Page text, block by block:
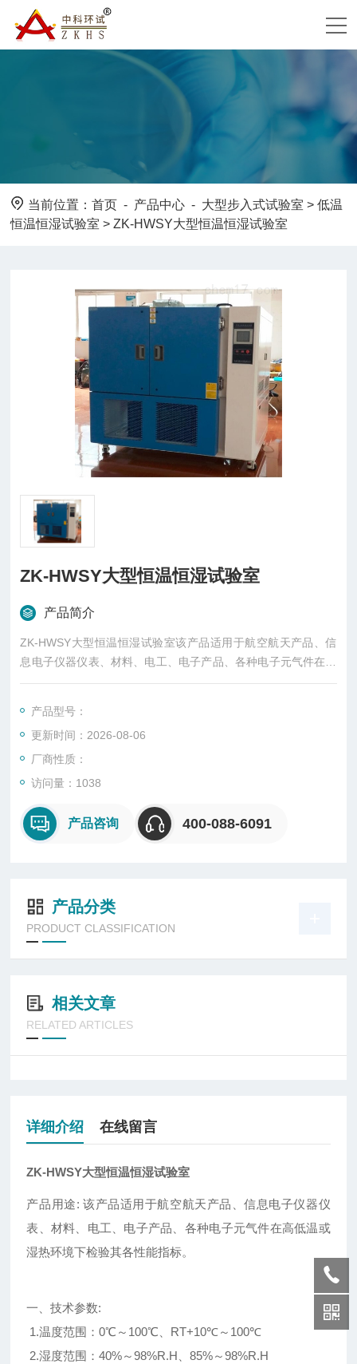
当前位置：首页 - 产品中心 - 大型步入式试验室 >低温
恒温恒湿试验室 > ZK-HWSY大型恒温恒湿试验室
ZK-HWSY大型恒温恒湿试验室
产品简介
ZK-HWSY大型恒温恒湿试验室该产品适用于航空航天产品、信
息电子仪器仪表、材料、电工、电子产品、各种电子元气件在高
低温或湿热环境下检验其各性能指标。
产品型号：
更新时间：2026-08-06
厂商性质：
访问量：1038
产品咨询 400-088-6091
产品分类
PRODUCT CLASSIFICATION
相关文章
RELATED ARTICLES
详细介绍 在线留言
ZK-HWSY大型恒温恒湿试验室
产品用途: 该产品适用于航空航天产品、信息电子仪器仪
表、材料、电工、电子产品、各种电子元气件在高低温或
湿热环境下检验其各性能指标。
一、技术参数:
1.温度范围：0℃～100℃、RT+10℃～100℃
2.湿度范围：40%～98%R.H、85%～98%R.H